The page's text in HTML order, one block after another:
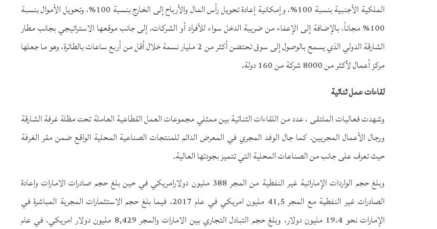
الملكية الأجنبية بنسبة 100%، وإمكانية إعادة تحويل رأس المال والأرباح إلى الخارج بنسبة 100%، وتحويل الأموال بنسبة
100% مجاناً، بالإضافة إلى الإعفاء من ضريبة الدخل سواء للأفراد أو الشركات، إلى جانب موقعها الاستراتيجي بجانب مطار
الشارقة الدولي الذي يسمح بالوصول إلى سوق تحتضن أكثر من 2 مليار نسمة خلال أقل من أربع ساعات بالطائرة، وهو ما جعلها
مركز أعمال لأكثر من 8000 شركة من 160 دولة.
لقاءات عمل ثنائية
وشهدت فعاليات الملتقى ، عدد من اللقاءات الثنائية بين ممثلي مجموعات العمل القطاعية العاملة تحت مظلة غرفة الشارقة
ورجال الأعمال المجريين. كما جال الوفد المجري في المعرض الدائم للمنتجات الصناعية المحلية الواقع ضمن مقر الغرفة
حيث تعرف على جانب من الصناعات المحلية التي تتميز بجودتها العالية.
وبلغ حجم الواردات الإماراتية غير النفطية من المجر 388 مليون دولارامريكي في حين بلغ حجم صادرات الامارات واعادة
الصادرات غير النفطية مع المجر 41,5 مليون امريكي في عام 2017. فيما بلغ حجم الاستثمارات المجرية المباشرة في
الإمارات نحو 19.4 مليون دولار، وبلغ حجم التبادل التجاري بين الامارات والمجر 8,429 مليون دولار امريكي، في عام